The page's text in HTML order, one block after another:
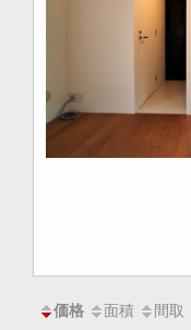
価格 面積 間取